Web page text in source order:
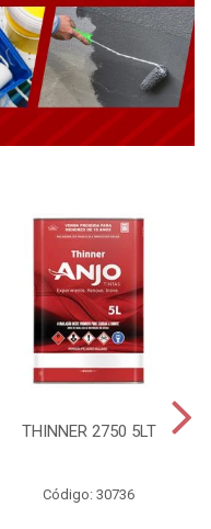
THINNER 2750 5LT
Código: 30736